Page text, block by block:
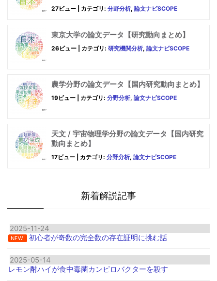
27ビュー カテゴリ: 分野分析, 論文ナビSCOPE
東京大学の論文データ【研究動向まとめ】
26ビュー カテゴリ: 研究機関分析, 論文ナビSCOPE
農学分野の論文データ【国内研究動向まとめ】
19ビュー カテゴリ: 分野分析, 論文ナビSCOPE
天文 / 宇宙物理学分野の論文データ【国内研究
動向まとめ】
17ビュー カテゴリ: 分野分析, 論文ナビSCOPE
新着解説記事
2025-11-24
NEW! 初心者が奇数の完全数の存在証明に挑む話
2025-05-14
レモン酎ハイが食中毒菌カンピロバクターを殺す